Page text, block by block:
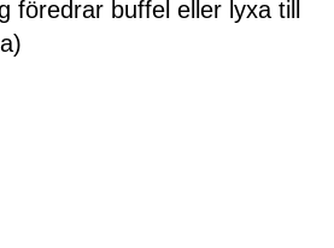
föredrar buffel eller lyxa till